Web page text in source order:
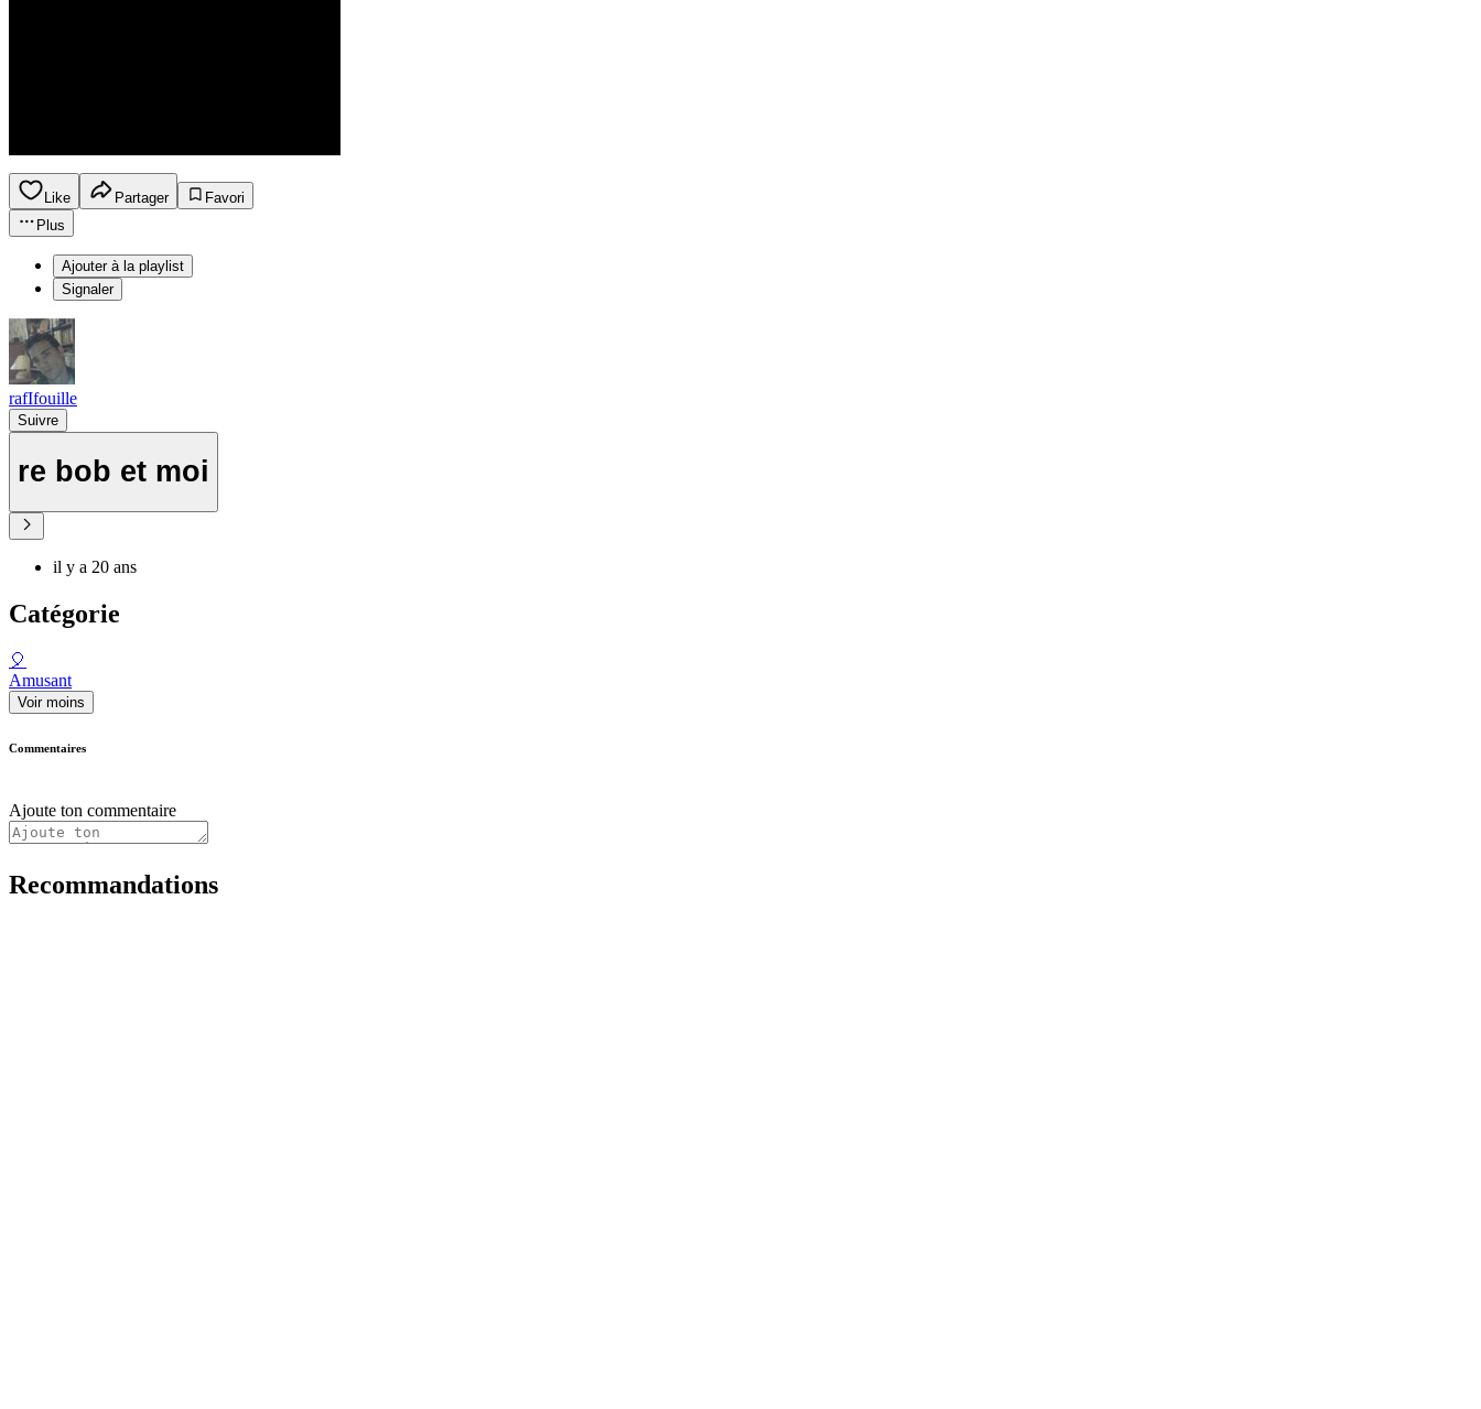
Like Partager
Favori
Plus
Ajouter à la playlist
Signaler
rafIfouille
Suivre
re bob et moi
il y a 20 ans
Catégorie
🎈
Amusant
Voir moins
Commentaires
Ajoute ton commentaire
Recommandations